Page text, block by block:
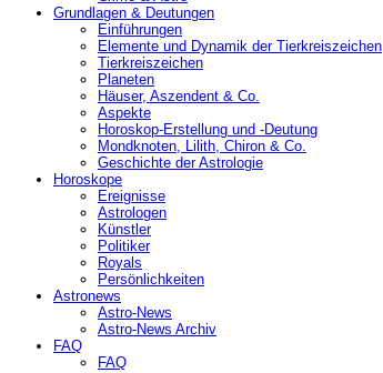
Grundlagen & Deutungen
Einführungen
Elemente und Dynamik der Tierkreiszeichen
Tierkreiszeichen
Planeten
Häuser, Aszendent & Co.
Aspekte
Horoskop-Erstellung und -Deutung
Mondknoten, Lilith, Chiron & Co.
Geschichte der Astrologie
Horoskope
Ereignisse
Astrologen
Künstler
Politiker
Royals
Persönlichkeiten
Astronews
Astro-News
Astro-News Archiv
FAQ
FAQ